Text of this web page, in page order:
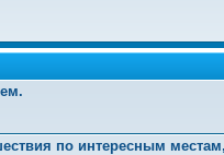
по интересным